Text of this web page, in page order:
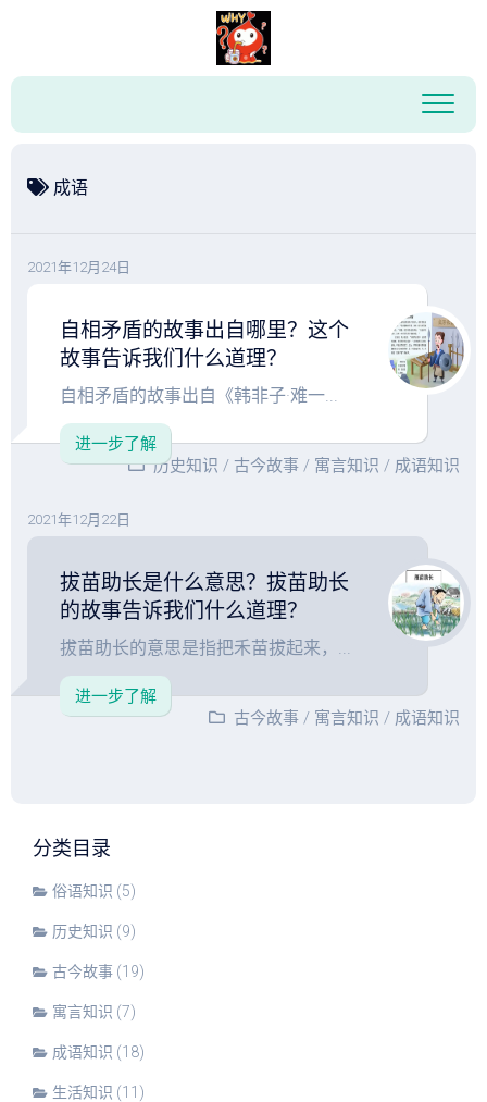
容
成语
2021年12月24日
自相矛盾的故事出自哪里？这个
故事告诉我们什么道理？
自相矛盾的故事出自《韩非子·难一...
进一步了解
历史知识 / 古今故事 / 寓言知识 / 成语知识
2021年12月22日
拔苗助长是什么意思？拔苗助长
的故事告诉我们什么道理？
拔苗助长的意思是指把禾苗拔起来，...
进一步了解
古今故事 / 寓言知识 / 成语知识
分类目录
俗语知识 (5)
历史知识 (9)
古今故事 (19)
寓言知识 (7)
成语知识 (18)
生活知识 (11)